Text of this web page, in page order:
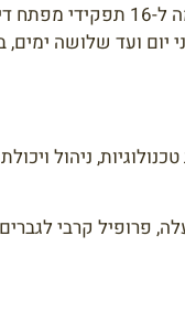
חיל התקשוב מעוניין לגייס לשורותיו את הטובים והמוכשרים מבין
יום ועד שלושה
ניהול